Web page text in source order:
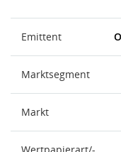
Emittent
Marktsegment
Markt